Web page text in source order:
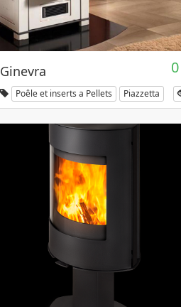
Ginevra
Poêle et inserts a Pellets Piazzetta